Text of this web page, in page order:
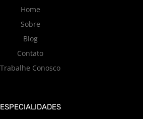
Home
Sobre
Blog
Contato
Trabalhe Conosco
ESPECIALIDADES